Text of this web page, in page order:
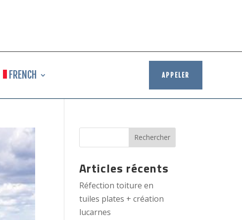
FRENCH APPELER
Articles récents
Réfection toiture en
tuiles plates + création
lucarnes